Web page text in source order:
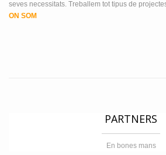
seves necessitats. Treballem tot tipus de
ON SOM
PARTNERS
En bones mans